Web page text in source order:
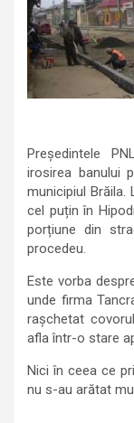
Președintele
irosirea banului
municipiul Brăila.
cel puțin în
porțiune din
procedeu.
Este vorba
unde firma
rașchetat
afla într-o stare
Nici în ceea ce
nu s-au arătat